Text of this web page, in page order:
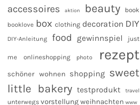
accessoires aktion beauty
book
booklove box clothing decoration DIY
DIY-Anleitung food gewinnspiel just
me onlineshopping photo rezept
schöner wohnen shopping sweet
little bakery testprodukt travel
unterwegs vorstellung weihnachten www